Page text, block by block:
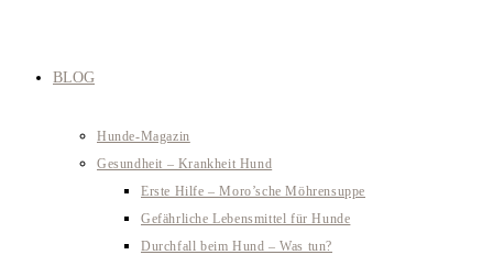
BLOG
Hunde-Magazin
Gesundheit – Krankheit Hund
Erste Hilfe – Moro’sche Möhrensuppe
Gefährliche Lebensmittel für Hunde
Durchfall beim Hund – Was tun?